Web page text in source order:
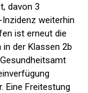
davon 3
weiterhin
ist erneut die
der Klassen 2b
Eine Freitestung